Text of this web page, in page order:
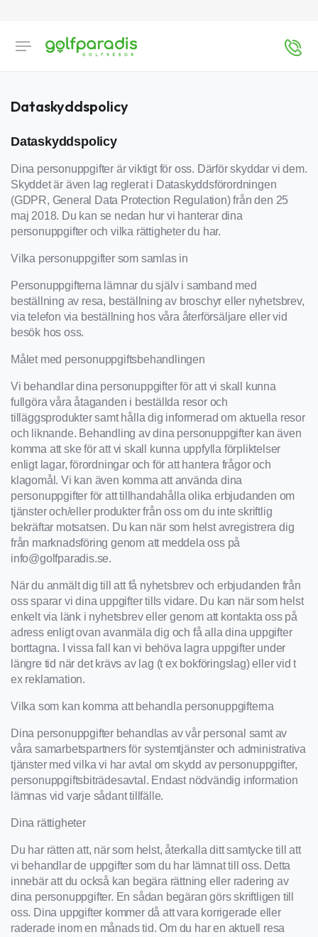
Dataskyddspolicy
Dataskyddspolicy
Dina personuppgifter är viktigt för oss. Därför skyddar vi dem.
Skyddet är även lag reglerat i Dataskyddsförordningen
(GDPR, General Data Protection Regulation) från den 25
maj 2018. Du kan se nedan hur vi hanterar dina
personuppgifter och vilka rättigheter du har.
Vilka personuppgifter som samlas in
Personuppgifterna lämnar du själv i samband med
beställning av resa, beställning av broschyr eller nyhetsbrev,
via telefon via beställning hos våra återförsäljare eller vid
besök hos oss.
Målet med personuppgiftsbehandlingen
Vi behandlar dina personuppgifter för att vi skall kunna
fullgöra våra åtaganden i beställda resor och
tilläggsprodukter samt hålla dig informerad om aktuella resor
och liknande. Behandling av dina personuppgifter kan även
komma att ske för att vi skall kunna uppfylla förpliktelser
enligt lagar, förordningar och för att hantera frågor och
klagomål. Vi kan även komma att använda dina
personuppgifter för att tillhandahålla olika erbjudanden om
tjänster och/eller produkter från oss om du inte skriftlig
bekräftar motsatsen. Du kan när som helst avregistrera dig
från marknadsföring genom att meddela oss på
info@golfparadis.se.
När du anmält dig till att få nyhetsbrev och erbjudanden från
oss sparar vi dina uppgifter tills vidare. Du kan när som helst
enkelt via länk i nyhetsbrev eller genom att kontakta oss på
adress enligt ovan avanmäla dig och få alla dina uppgifter
borttagna. I vissa fall kan vi behöva lagra uppgifter under
längre tid när det krävs av lag (t ex bokföringslag) eller vid t
ex reklamation.
Vilka som kan komma att behandla personuppgifterna
Dina personuppgifter behandlas av vår personal samt av
våra samarbetspartners för systemtjänster och administrativa
tjänster med vilka vi har avtal om skydd av personuppgifter,
personuppgiftsbiträdesavtal. Endast nödvändig information
lämnas vid varje sådant tillfälle.
Dina rättigheter
Du har rätten att, när som helst, återkalla ditt samtycke till att
vi behandlar de uppgifter som du har lämnat till oss. Detta
innebär att du också kan begära rättning eller radering av
dina personuppgifter. En sådan begäran görs skriftligen till
oss. Dina uppgifter kommer då att vara korrigerade eller
raderade inom en månads tid. Om du har en aktuell resa